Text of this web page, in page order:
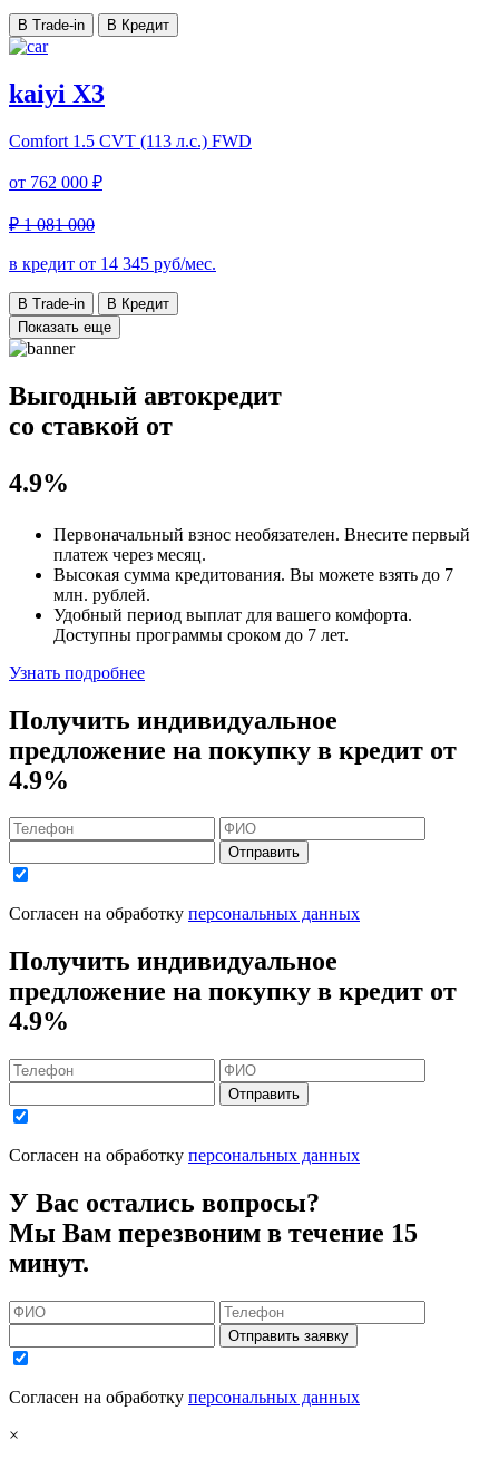
В Trade-in В Кредит
kaiyi X3
Comfort 1.5 CVT (113 л.с.) FWD
от 762 000 ₽
₽ 1 081 000
в кредит от 14 345 руб/мес.
В Trade-in
В Кредит
Показать еще
Выгодный автокредит
со ставкой от
4.9%
Первоначальный взнос необязателен. Внесите первый
платеж через месяц.
Высокая сумма кредитования. Вы можете взять до 7
млн. рублей.
Удобный период выплат для вашего комфорта.
Доступны программы сроком до 7 лет.
Узнать подробнее
Получить индивидуальное
предложение на покупку в кредит от
4.9%
Отправить
Согласен на обработку персональных данных
Получить индивидуальное
предложение на покупку в кредит от
4.9%
Отправить
Согласен на обработку персональных данных
У Вас остались вопросы?
Мы Вам перезвоним в течение 15
минут.
Отправить заявку
Согласен на обработку персональных данных
×